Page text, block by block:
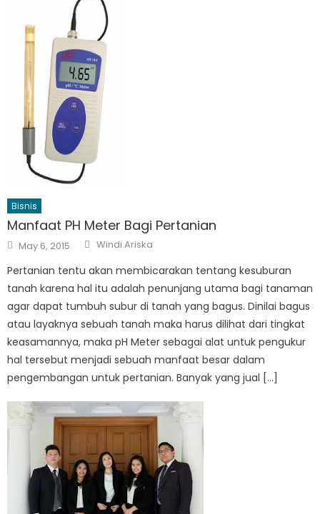
Bisnis
Manfaat PH Meter Bagi Pertanian
Posted
on
May 6, 2015 Author
Windi Ariska
Pertanian tentu akan membicarakan tentang kesuburan
tanah karena hal itu adalah penunjang utama bagi tanaman
agar dapat tumbuh subur di tanah yang bagus. Dinilai bagus
atau layaknya sebuah tanah maka harus dilihat dari tingkat
keasamannya, maka pH Meter sebagai alat untuk pengukur
hal tersebut menjadi sebuah manfaat besar dalam
pengembangan untuk pertanian. Banyak yang jual […]